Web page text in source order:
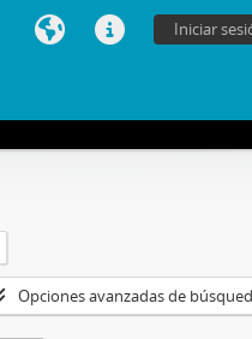
Iniciar
Opciones avanzadas de